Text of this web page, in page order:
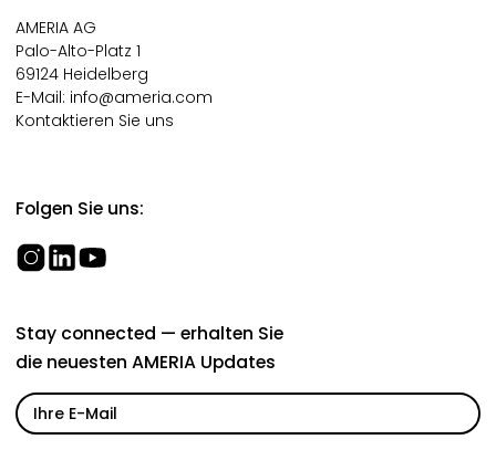
AMERIA AG
Palo-Alto-Platz 1
69124 Heidelberg
E-Mail: info@ameria.com
Kontaktieren Sie uns
Folgen Sie uns:
Stay connected — erhalten Sie
die neuesten AMERIA Updates